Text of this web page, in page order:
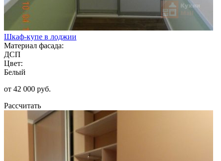
Шкаф-купе в лоджии
Материал фасада:
ДСП
Цвет:
Белый
от 42 000 руб.
Рассчитать